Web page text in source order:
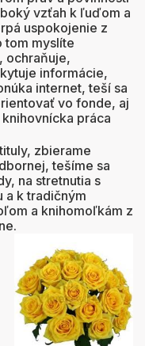
vzťah k ľuďom a
uspokojenie z
tom myslíte
ochraňuje,
informácie,
internet, teší sa
vo fonde, aj
práca
zbierame
tešíme sa
na stretnutia s
a k tradičným
a knihomoľkám z